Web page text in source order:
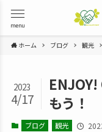
menu
ホーム ブログ 観光
もう！
2023
4/17
ブログ 観光